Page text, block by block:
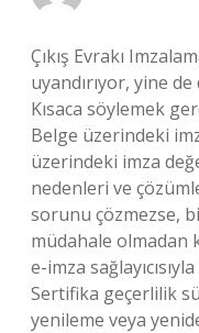
Çıkış Evrakı
uyandırıyor, yine
Kısaca söylemek
Belge üzerindeki
üzerindeki imza
nedenleri ve
sorunu çözmezse,
müdahale olmadan
e-imza
Sertifika geçerlilik
yenileme veya